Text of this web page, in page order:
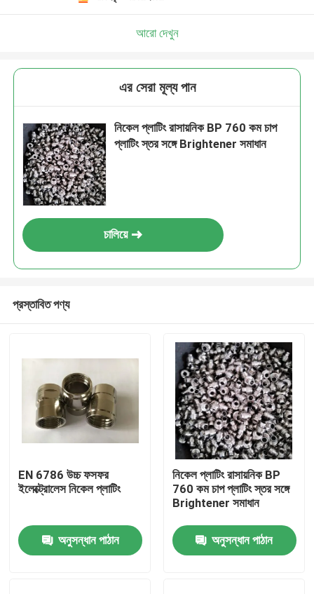
আরো দেখুন
এর সেরা মূল্য পান
নিকেল প্লাটিং রাসায়নিক BP 760 কম চাপ
প্লাটিং স্তর সঙ্গে Brightener সমাধান
চালিয়ে
প্রস্তাবিত পণ্য
EN 6786 উচ্চ ফসফর
ইলেক্ট্রোলেস নিকেল প্লাটিং
অনুসন্ধান পাঠান
নিকেল প্লাটিং রাসায়নিক BP
760 কম চাপ প্লাটিং স্তর সঙ্গে
Brightener সমাধান
অনুসন্ধান পাঠান